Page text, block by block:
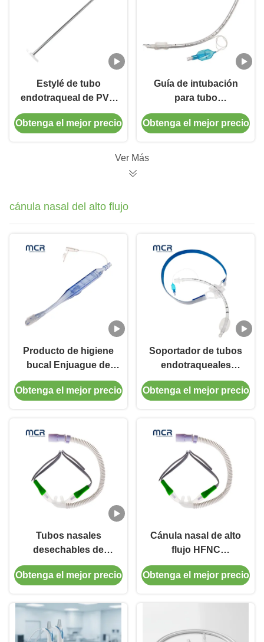
Estylé de tubo
endotraqueal de PVC
de aluminio
desechable Estylé de
Obtenga el mejor precio
Guía de intubación
para tubo
endotraqueal de PVC
de grado médico
Obtenga el mejor precio
Ver Más
cánula nasal del alto flujo
Producto de higiene
bucal Enjuague de
limpieza bucal
desechable Cepilla de
Obtenga el mejor precio
Soportador de tubos
endotraqueales
desechables para
vías respiratorias
Obtenga el mejor precio
Tubos nasales
desechables de
oxígeno Tubos
nasales de oxígeno
para uso médico
Obtenga el mejor precio
Cánula nasal de alto
flujo HFNC
desechable para
adultos y niños
Obtenga el mejor precio